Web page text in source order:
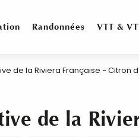
Randonnées VTT &
de la Riviera Française - Citron
de la